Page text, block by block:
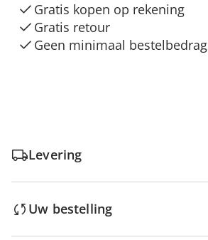
Gratis kopen op rekening
Gratis retour
Geen minimaal bestelbedrag
Levering
Uw bestelling